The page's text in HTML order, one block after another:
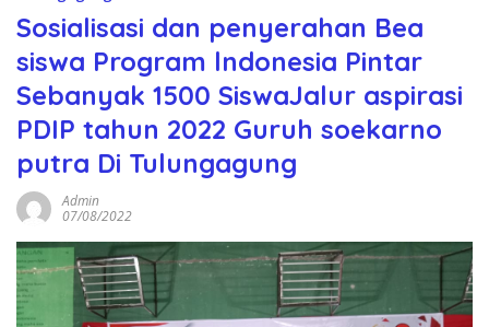
Sosialisasi dan penyerahan Bea
siswa Program lndonesia Pintar
Sebanyak 1500 SiswaJalur aspirasi
PDIP tahun 2022 Guruh soekarno
putra Di Tulungagung
Admin
07/08/2022